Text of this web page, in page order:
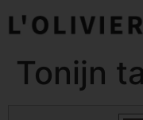
Tonijn